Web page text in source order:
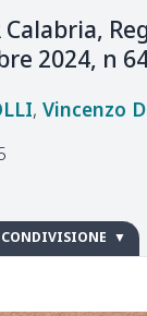
Calabria,
2024, n
Vincenzo
CONDIVISIONE